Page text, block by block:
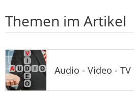
Themen im Artikel
Audio - Video - TV